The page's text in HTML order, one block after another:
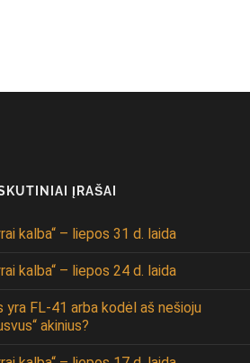
ĮRAŠAI
kalba“ – liepos 31 d. laida
kalba“ – liepos 24 d. laida
yra FL-41 arba kodėl aš nešioju
akinius?